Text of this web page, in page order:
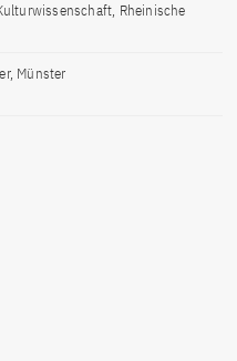
Rheinische
Münster